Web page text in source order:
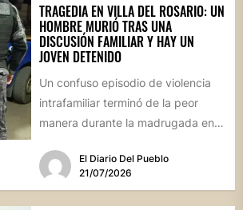
TRAGEDIA EN VILLA DEL ROSARIO: UN
HOMBRE MURIÓ TRAS UNA
DISCUSIÓN FAMILIAR Y HAY UN
JOVEN DETENIDO
Un confuso episodio de violencia
intrafamiliar terminó de la peor
manera durante la madrugada en
El Diario Del Pueblo
21/07/2026